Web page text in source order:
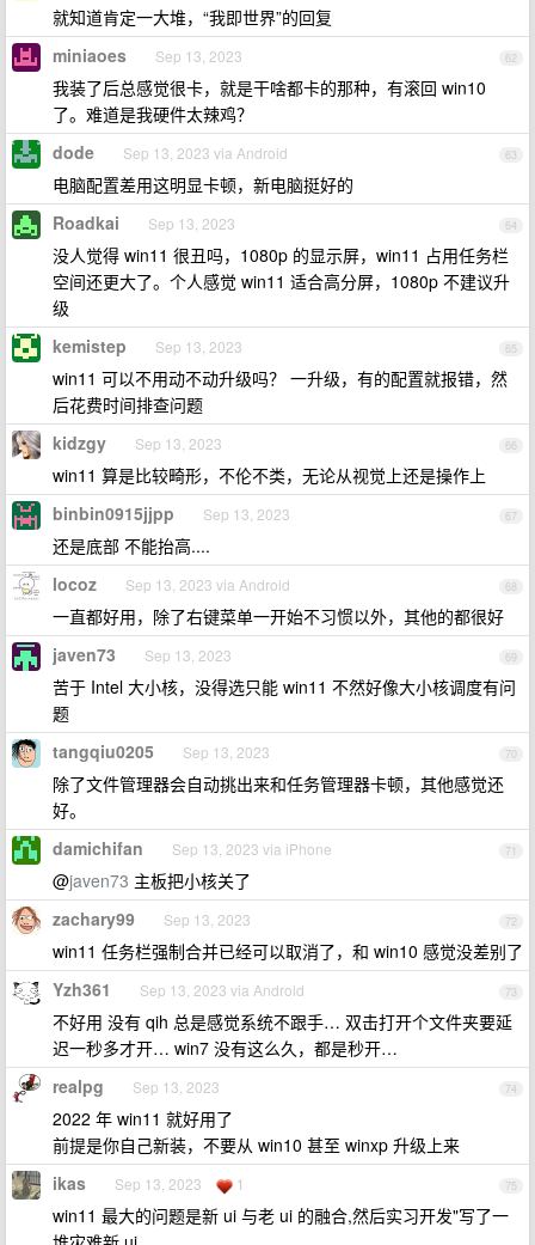
就知道肯定一大堆，“我即世界”的回复
62
miniaoes Sep 13, 2023
我装了后总感觉很卡，就是干啥都卡的那种，有滚回 win10
了。难道是我硬件太辣鸡？
63
dode Sep 13, 2023 via Android
电脑配置差用这明显卡顿，新电脑挺好的
64
Roadkai Sep 13, 2023
没人觉得 win11 很丑吗，1080p 的显示屏，win11 占用任务栏
空间还更大了。个人感觉 win11 适合高分屏，1080p 不建议升
级
65
kemistep Sep 13, 2023
win11 可以不用动不动升级吗？ 一升级，有的配置就报错，然
后花费时间排查问题
66
kidzgy Sep 13, 2023
win11 算是比较畸形，不伦不类，无论从视觉上还是操作上
67
binbin0915jjpp Sep 13, 2023
还是底部 不能抬高....
68
locoz Sep 13, 2023 via Android
一直都好用，除了右键菜单一开始不习惯以外，其他的都很好
69
javen73 Sep 13, 2023
苦于 Intel 大小核，没得选只能 win11 不然好像大小核调度有问
题
70
tangqiu0205 Sep 13, 2023
除了文件管理器会自动挑出来和任务管理器卡顿，其他感觉还
好。
71
damichifan Sep 13, 2023 via iPhone
@javen73 主板把小核关了
72
zachary99 Sep 13, 2023
win11 任务栏强制合并已经可以取消了，和 win10 感觉没差别了
73
Yzh361 Sep 13, 2023 via Android
不好用 没有 qih 总是感觉系统不跟手… 双击打开个文件夹要延
迟一秒多才开… win7 没有这么久，都是秒开…
74
realpg Sep 13, 2023
2022 年 win11 就好用了
前提是你自己新装，不要从 win10 甚至 winxp 升级上来
75
ikas Sep 13, 2023 1
win11 最大的问题是新 ui 与老 ui 的融合,然后实习开发"写了一